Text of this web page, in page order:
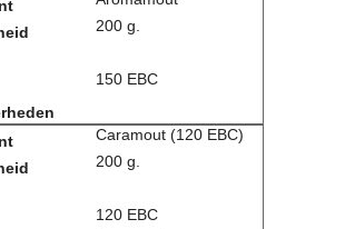
200 g.
150 EBC
Caramout (120 EBC)
200 g.
120 EBC
Media